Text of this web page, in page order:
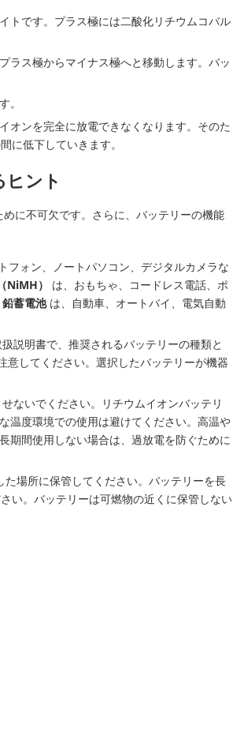
トです。プラス極には二酸化リチウムコバル
ラス極からマイナス極へと移動します。バッ
。
オンを完全に放電できなくなります。そのた
に低下していきます。
ント
に不可欠です。さらに、バッテリーの機能
フォン、ノートパソコン、デジタルカメラな
NiMH）
は、おもちゃ、コードレス電話、ポ
鉛蓄電池は、自動車、オートバイ、電気自動
扱説明書で、推奨されるバッテリーの種類と
してください。選択したバッテリーが機器
ないでください。リチウムイオンバッテリ
温度環境での使用は避けてください。高温や
期間使用しない場合は、過放電を防ぐために
場所に保管してください。バッテリーを長
い。バッテリーは可燃物の近くに保管しない